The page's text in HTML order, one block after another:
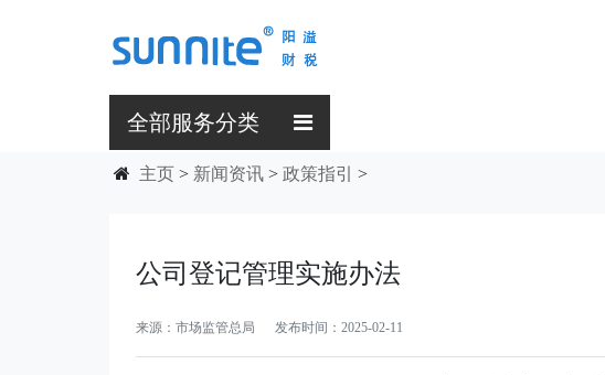
全部服务分类
主页 > 新闻资讯 > 政策指引 >
公司登记管理实施办法
来源：市场监管总局 发布时间：2025-02-11